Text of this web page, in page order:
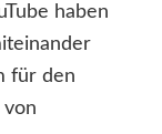
haben
für den
von